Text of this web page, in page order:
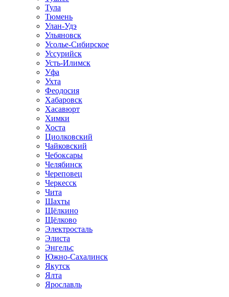
Тула
Тюмень
Улан-Удэ
Ульяновск
Усолье-Сибирское
Уссурийск
Усть-Илимск
Уфа
Ухта
Феодосия
Хабаровск
Хасавюрт
Химки
Хоста
Циолковский
Чайковский
Чебоксары
Челябинск
Череповец
Черкесск
Чита
Шахты
Щёлкино
Щёлково
Электросталь
Элиста
Энгельс
Южно-Сахалинск
Якутск
Ялта
Ярославль